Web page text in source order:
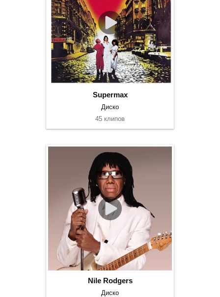
Supermax
Диско
45 клипов
Nile Rodgers
Диско